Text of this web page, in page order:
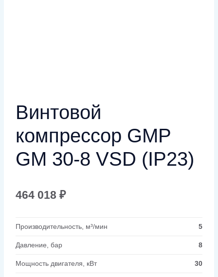
Винтовой
компрессор GMP
GM 30-8 VSD (IP23)
464 018 ₽
Производительность, м³/мин 5
Давление, бар 8
Мощность двигателя, кВт 30